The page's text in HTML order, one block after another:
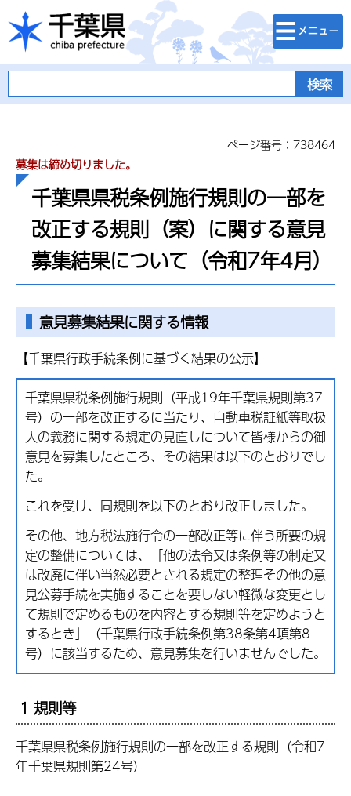
千葉県
検索・メニュ
ー
ページ番号：738464
募集は締め切りました。
千葉県県税条例施行規則の一部を
改正する規則（案）に関する意見
募集結果について（令和7年4月）
意見募集結果に関する情報
【千葉県行政手続条例に基づく結果の公示】
千葉県県税条例施行規則（平成19年千葉県規則第37
号）の一部を改正するに当たり、自動車税証紙等取扱
人の義務に関する規定の見直しについて皆様からの御
意見を募集したところ、その結果は以下のとおりでし
た。
これを受け、同規則を以下のとおり改正しました。
その他、地方税法施行令の一部改正等に伴う所要の規
定の整備については、「他の法令又は条例等の制定又
は改廃に伴い当然必要とされる規定の整理その他の意
見公募手続を実施することを要しない軽微な変更とし
て規則で定めるものを内容とする規則等を定めようと
するとき」（千葉県行政手続条例第38条第4項第8
号）に該当するため、意見募集を行いませんでした。
1 規則等
千葉県県税条例施行規則の一部を改正する規則（令和7
年千葉県規則第24号）